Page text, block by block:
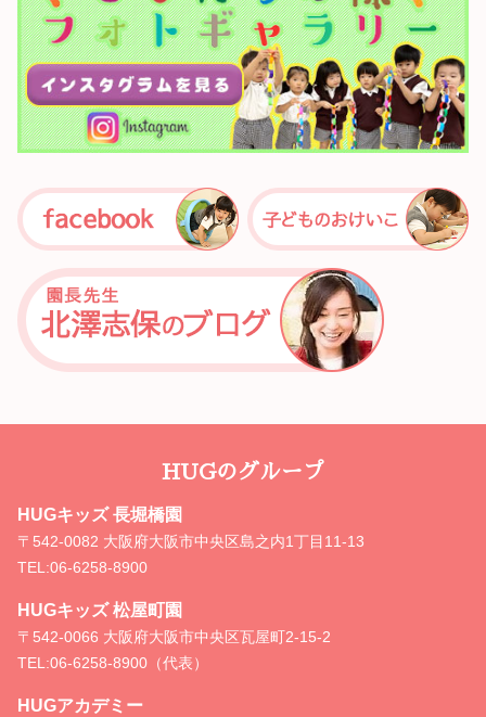
HUGのグループ
HUGキッズ 長堀橋園
〒542-0082 大阪府大阪市中央区島之内1丁目11-13
TEL:06-6258-8900
HUGキッズ 松屋町園
〒542-0066 大阪府大阪市中央区瓦屋町2-15-2
TEL:06-6258-8900（代表）
HUGアカデミー